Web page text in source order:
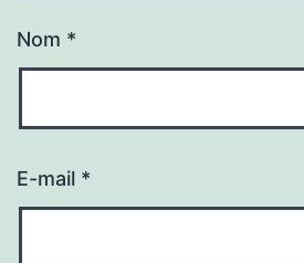
Nom *
E-mail *